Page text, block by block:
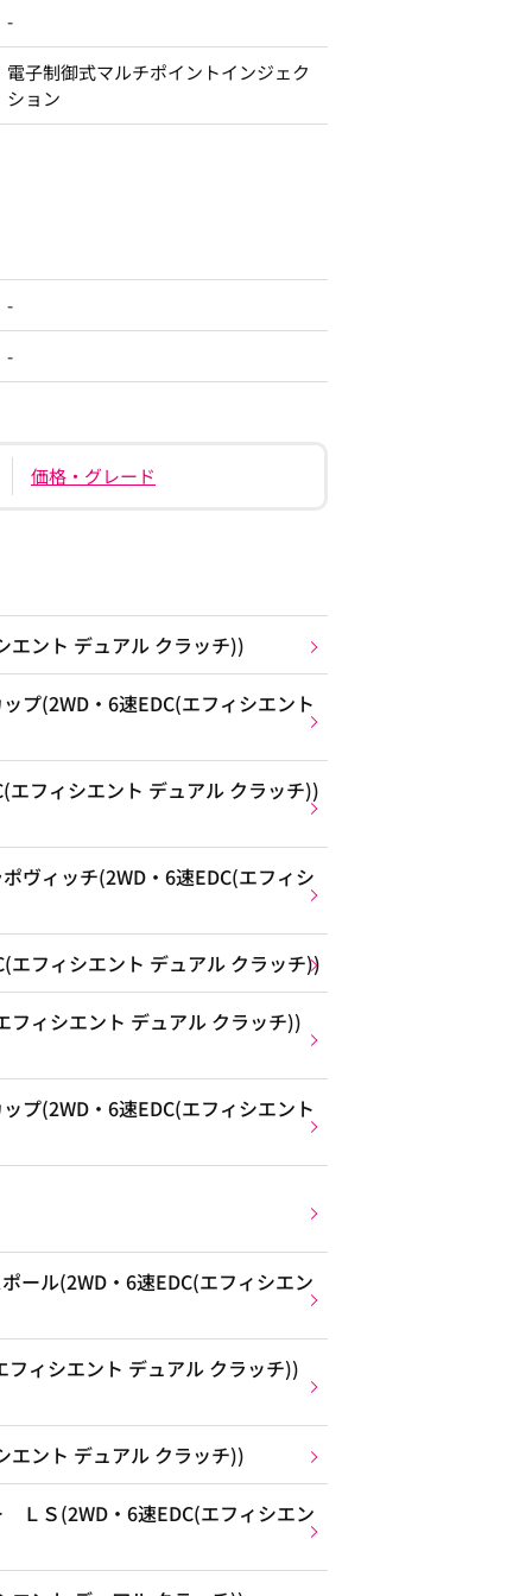
-
電子制御式マルチポイントインジェク
ション
-
-
価格・グレード
エント デュアル クラッチ))
プ(2WD・6速EDC(エフィシエント
エフィシエント デュアル クラッチ))
ヴィッチ(2WD・6速EDC(エフィシ
エフィシエント デュアル クラッチ))
フィシエント デュアル クラッチ))
プ(2WD・6速EDC(エフィシエント
ール(2WD・6速EDC(エフィシエン
フィシエント デュアル クラッチ))
エント デュアル クラッチ))
Ｓ(2WD・6速EDC(エフィシエン